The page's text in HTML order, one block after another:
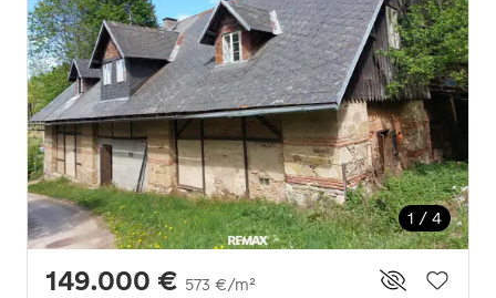
1 / 4
149.000 € 573 €/m²